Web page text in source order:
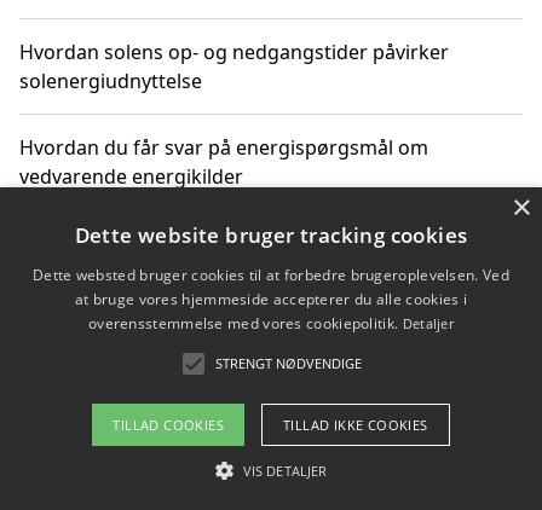
Hvordan solens op- og nedgangstider påvirker
solenergiudnyttelse
Hvordan du får svar på energispørgsmål om
vedvarende energikilder
Copyright 2026 - Pilanto Aps
Om / kontakt
Blog Betingelser
×
Dette website bruger tracking cookies
Dette websted bruger cookies til at forbedre brugeroplevelsen. Ved
at bruge vores hjemmeside accepterer du alle cookies i
overensstemmelse med vores cookiepolitik. Detaljer
STRENGT NØDVENDIGE
TILLAD COOKIES TILLAD IKKE COOKIES
VIS DETALJER